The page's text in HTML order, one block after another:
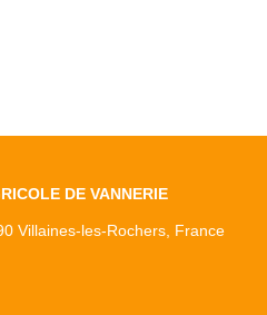
DE VANNERIE
Villaines-les-Rochers, France